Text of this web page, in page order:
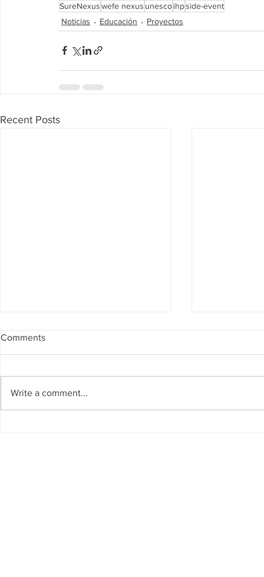
SureNexuswefe nexus unescoihpside-event
Noticias
Educación Proyectos
Recent Posts
Comments
Write a comment...